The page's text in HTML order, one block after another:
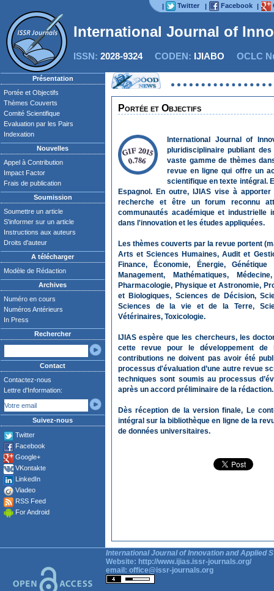
| Twitter | Facebook |
International Journal of
ISSN: 2028-9324CODEN: IJIABO OCLC
Présentation
Portée et Objectifs
Thèmes Couverts
Comité Scientifique
Evaluation par les Pairs
Indexation
Nouvelles
Appel à Contribution
Impact Factor
Frais de publication
Soumission
Soumettre un article
S'informer sur un article
Instructions aux auteurs
Droits d'auteur
A télécharger
Modèle de Rédaction
Archives
Numéro en cours
Numéros Antérieurs
In Press
Rechercher
Contact
Contactez-nous
Lettre d'Information:
Suivez-nous
Twitter
Facebook
Google+
VKontakte
LinkedIn
Viadeo
RSS Feed
For Android
Portée et Objectifs
International Journal of
pluridisciplinaire publiant
vaste gamme de thèmes
revue en ligne qui offre un
scientifique en texte intégral.
Espagnol. En outre, IJIAS vise à
recherche et être un forum reconnu
communautés académique et
dans l'innovation et les études appliquées.
Les thèmes couverts par la revue portent
Arts et Sciences Humaines, Audit et
Finance, Économie, Énergie,
Management, Mathématiques,
Pharmacologie, Physique et Astronomie,
et Biologiques, Sciences de Décision,
Sciences de la vie et de la Terre,
Vétérinaires, Toxicologie.
IJIAS espère que les chercheurs, les
cette revue pour le développement
contributions ne doivent pas avoir été
processus d'évaluation d’une autre revue
techniques sont soumis au processus
après un accord préliminaire de la rédaction.
Dès réception de la version finale, Le
intégral sur la bibliothèque en ligne de la
de données universitaires.
International Journal of Innovation and Applied
Website: http://www.ijias.issr-journals.org/
email: office@issr-journals.org